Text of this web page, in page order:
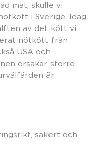
mat, skulle vi
i Sverige. Idag
av det kött vi
nötkött från
USA och
orsakar större
är
säkert och